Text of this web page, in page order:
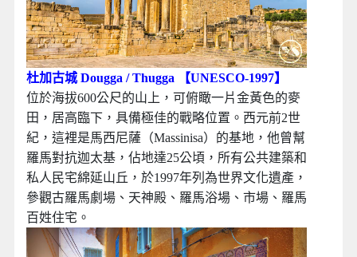
杜加古城 Dougga / Thugga 【UNESCO-1997】
位於海拔600公尺的山上，可俯瞰一片金黃色的麥
田，居高臨下，具備極佳的戰略位置。西元前2世
紀，這裡是馬西尼薩（Massinisa）的基地，他曾幫
羅馬對抗迦太基，佔地達25公頃，所有公共建築和
私人民宅綿延山丘，於1997年列為世界文化遺產，
參觀古羅馬劇場、天神殿、羅馬浴場、市場、羅馬
百姓住宅。